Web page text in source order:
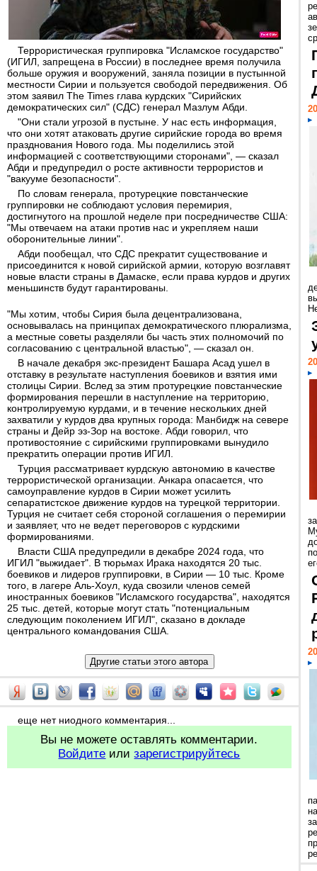
Террористическая группировка "Исламское государство"
(ИГИЛ, запрещена в России) в последнее время получила
больше оружия и вооружений, заняла позиции в пустынной
местности Сирии и пользуется свободой передвижения. Об
этом заявил The Times глава курдских "Сирийских
демократических сил" (СДС) генерал Мазлум Абди.
"Они стали угрозой в пустыне. У нас есть информация,
что они хотят атаковать другие сирийские города во время
празднования Нового года. Мы поделились этой
информацией с соответствующими сторонами", — сказал
Абди и предупредил о росте активности террористов и
"вакууме безопасности".
По словам генерала, протурецкие повстанческие
группировки не соблюдают условия перемирия,
достигнутого на прошлой неделе при посредничестве США:
"Мы отвечаем на атаки против нас и укрепляем наши
оборонительные линии".
Абди пообещал, что СДС прекратит существование и
присоединится к новой сирийской армии, которую возглавят
новые власти страны в Дамаске, если права курдов и других
меньшинств будут гарантированы.
"Мы хотим, чтобы Сирия была децентрализована,
основывалась на принципах демократического плюрализма,
а местные советы разделяли бы часть этих полномочий по
согласованию с центральной властью", — сказал он.
В начале декабря экс-президент Башара Асад ушел в
отставку в результате наступления боевиков и взятия ими
столицы Сирии. Вслед за этим протурецкие повстанческие
формирования перешли в наступление на территорию,
контролируемую курдами, и в течение нескольких дней
захватили у курдов два крупных города: Манбидж на севере
страны и Дейр эз-Зор на востоке. Абди говорил, что
противостояние с сирийскими группировками вынудило
прекратить операции против ИГИЛ.
Турция рассматривает курдскую автономию в качестве
террористической организации. Анкара опасается, что
самоуправление курдов в Сирии может усилить
сепаратистское движение курдов на турецкой территории.
Турция не считает себя стороной соглашения о перемирии
и заявляет, что не ведет переговоров с курдскими
формированиями.
Власти США предупредили в декабре 2024 года, что
ИГИЛ "выжидает". В тюрьмах Ирака находятся 20 тыс.
боевиков и лидеров группировки, в Сирии — 10 тыс. Кроме
того, в лагере Аль-Хоул, куда свозили членов семей
иностранных боевиков "Исламского государства", находятся
25 тыс. детей, которые могут стать "потенциальным
следующим поколением ИГИЛ", сказано в докладе
центрального командования США.
еще нет ниодного комментария...
Вы не можете оставлять комментарии.
Войдите илизарегистрируйтесь